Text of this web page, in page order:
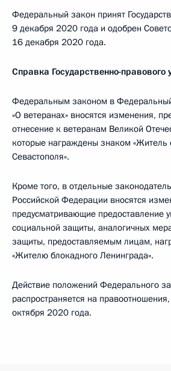
Федеральный закон принят
9 декабря 2020 года и одобрен
16 декабря 2020 года.
Справка Государственно-правового
Федеральным законом в
«О ветеранах» вносятся изменения,
отнесение к ветеранам Великой
которые награждены знаком «Житель
Севастополя».
Кроме того, в отдельные
Российской Федерации вносятся
предусматривающие предоставление
социальной защиты, аналогичных
защиты, предоставляемым лицам,
«Жителю блокадного Ленинграда».
Действие положений Федерального
распространяется на
октября 2020 года.